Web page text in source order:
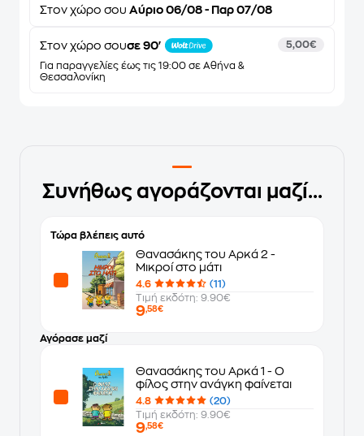
Στον χώρο σου Αύριο 06/08 - Παρ 07/08
Στον χώρο σουσε 90'
Για παραγγελίες έως τις 19:00 σε Αθήνα &
Θεσσαλονίκη
5,00€
Συνήθως αγοράζονται μαζί...
Τώρα βλέπεις αυτό
Θανασάκης του Αρκά 2 -
Μικροί στο μάτι
4.6
(11)
Τιμή εκδότη: 9.90€
9,58€
Αγόρασε μαζί
Θανασάκης του Αρκά 1 - Ο
φίλος στην ανάγκη φαίνεται
4.8
(20)
Τιμή εκδότη: 9.90€
9,58€